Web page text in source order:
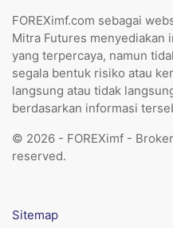
FOREXimf.com sebagai
Mitra Futures menyediakan
yang terpercaya, namun
segala bentuk risiko atau
langsung atau tidak
berdasarkan informasi
© 2026 - FOREXimf -
reserved.
Sitemap